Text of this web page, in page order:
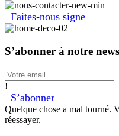
Faites-nous signe
S’abonner à notre
!
S’abonner
Quelque chose a mal tourné.
réessayer.